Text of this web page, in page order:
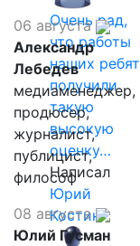
Очень рад,
что работы
наших ребят
получили
такую
высокую
оценку…
Написал
Юрий
Костин
06 августа
Александр
Лебедев
медиаменеджер,
продюсер,
журналист,
публицист,
философ
08 августа
Юлий Гусман